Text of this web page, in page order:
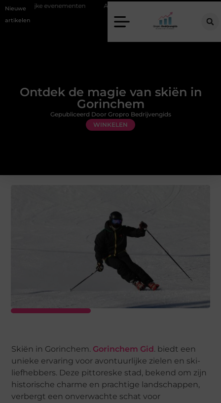
Nieuwe
artikelen
evenementen Alles over flexibele inzet van personeel
Ontdek de magie van skiën in
Gorinchem
WINKELEN
Gepubliceerd Door Gropro Bedrijvengids
Skiën in Gorinchem. Gorinchem Gid . biedt een
unieke ervaring voor avontuurlijke zielen en ski-
liefhebbers. Deze pittoreske stad, bekend om zijn
historische charme en prachtige landschappen,
verbergt een onverwachte schat voor